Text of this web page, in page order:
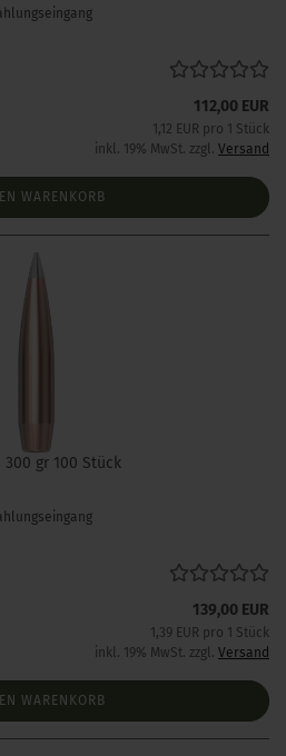
112,00 EUR
1,12 EUR pro 1 Stück
inkl. 19% MwSt. zzgl. Versand
WARENKORB
gr 100 Stück
139,00 EUR
1,39 EUR pro 1 Stück
inkl. 19% MwSt. zzgl. Versand
WARENKORB